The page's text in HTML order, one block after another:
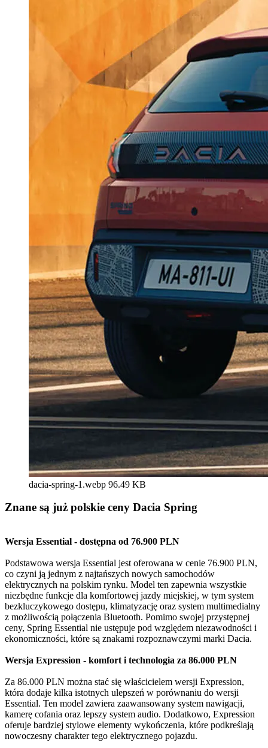
dacia-spring-1.webp 96.49 KB
Znane są już polskie ceny Dacia Spring
Wersja Essential - dostępna od 76.900 PLN
Podstawowa wersja Essential jest oferowana w cenie 76.900 PLN,
co czyni ją jednym z najtańszych nowych samochodów
elektrycznych na polskim rynku. Model ten zapewnia wszystkie
niezbędne funkcje dla komfortowej jazdy miejskiej, w tym system
bezkluczykowego dostępu, klimatyzację oraz system multimedialny
z możliwością połączenia Bluetooth. Pomimo swojej przystępnej
ceny, Spring Essential nie ustępuje pod względem niezawodności i
ekonomiczności, które są znakami rozpoznawczymi marki Dacia.
Wersja Expression - komfort i technologia za 86.000 PLN
Za 86.000 PLN można stać się właścicielem wersji Expression,
która dodaje kilka istotnych ulepszeń w porównaniu do wersji
Essential. Ten model zawiera zaawansowany system nawigacji,
kamerę cofania oraz lepszy system audio. Dodatkowo, Expression
oferuje bardziej stylowe elementy wykończenia, które podkreślają
nowoczesny charakter tego elektrycznego pojazdu.